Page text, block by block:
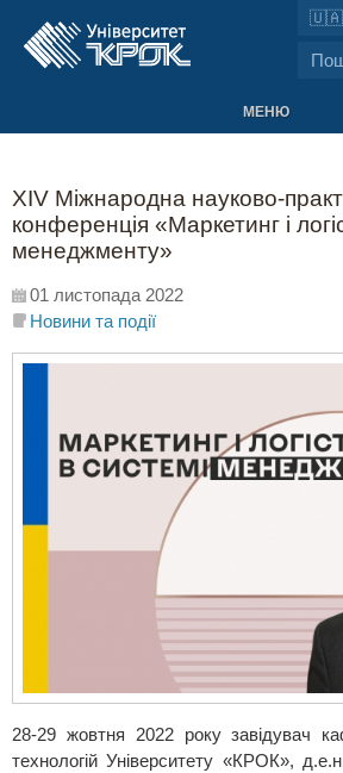
МЕНЮ
ХІV Міжнародна науково-
конференція «Маркетинг і
менеджменту»
01 листопада 2022
Новини та події
28-29 жовтня 2022 року завідувач
технологій Університету «КРОК»,